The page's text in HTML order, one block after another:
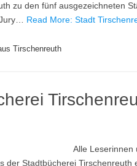
zu den fünf ausgezeichneten
Read More: Stadt
Tirschenreuth
Alle Leserinnen
der Stadtbücherei Tirschenreuth